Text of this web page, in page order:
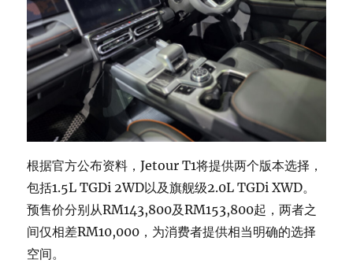
根据官方公布资料，Jetour T1将提供两个版本选择，
包括1.5L TGDi 2WD以及旗舰级2.0L TGDi XWD。
预售价分别从RM143,800及RM153,800起，两者之
间仅相差RM10,000，为消费者提供相当明确的选择
空间。